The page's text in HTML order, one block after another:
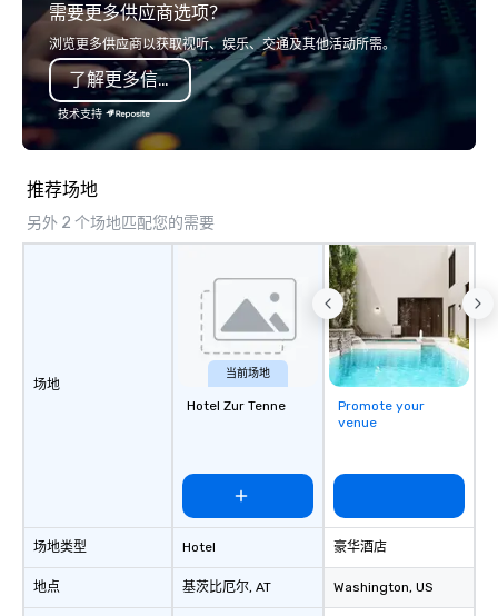
world's fastest-
or walk away with a
innovation playbook,
Fully customizable by
需要更多供应商选项？
浏览更多供应商以获取视听、娱乐、交通及其他活动所需。
了解更多信息
技术支持
推荐场地
另外 2 个场地匹配您的需要
场地
场地类型
地点
当前场地
Hotel Zur Tenne
Hotel
基茨比厄尔, AT
Promote your
venue
豪华酒店
Washington, US